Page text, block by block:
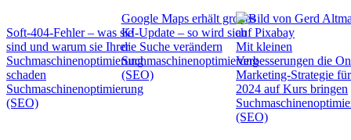
Soft-404-Fehler – was sie
sind und warum sie Ihrer
Suchmaschinenoptimierung
schaden
Suchmaschinenoptimierung
(SEO)
Google Maps erhält großes
KI-Update – so wird sich
die Suche verändern
Suchmaschinenoptimierung
(SEO)
Mit kleinen
Verbesserungen die
Marketing-Strategie für
2024 auf Kurs bringen
(SEO)